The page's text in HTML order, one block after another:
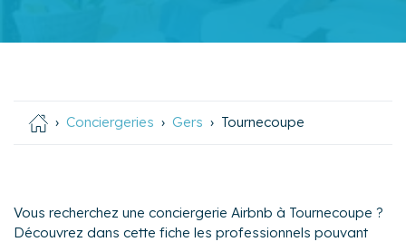
Conciergeries Gers Tournecoupe
Vous recherchez une conciergerie Airbnb à Tournecoupe ?
Découvrez dans cette fiche les professionnels pouvant